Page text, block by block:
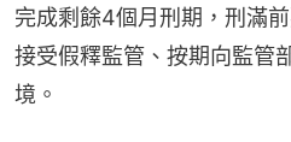
完成剩餘4個月刑期，刑滿
接受假釋監管、按期向監管
境。